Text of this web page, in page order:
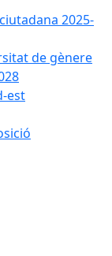
2025-
de gènere
est